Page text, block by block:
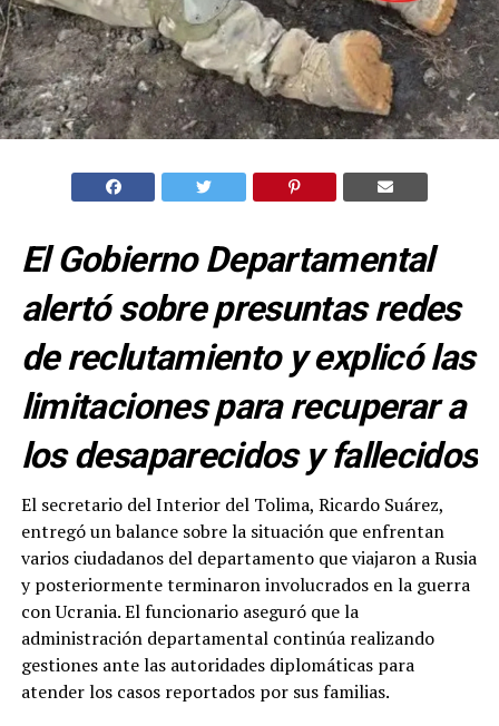
El Gobierno Departamental
alertó sobre presuntas redes
de reclutamiento y explicó las
limitaciones para recuperar a
los desaparecidos y fallecidos
El secretario del Interior del Tolima, Ricardo Suárez,
entregó un balance sobre la situación que enfrentan
varios ciudadanos del departamento que viajaron a Rusia
y posteriormente terminaron involucrados en la guerra
con Ucrania. El funcionario aseguró que la
administración departamental continúa realizando
gestiones ante las autoridades diplomáticas para
atender los casos reportados por sus familias.